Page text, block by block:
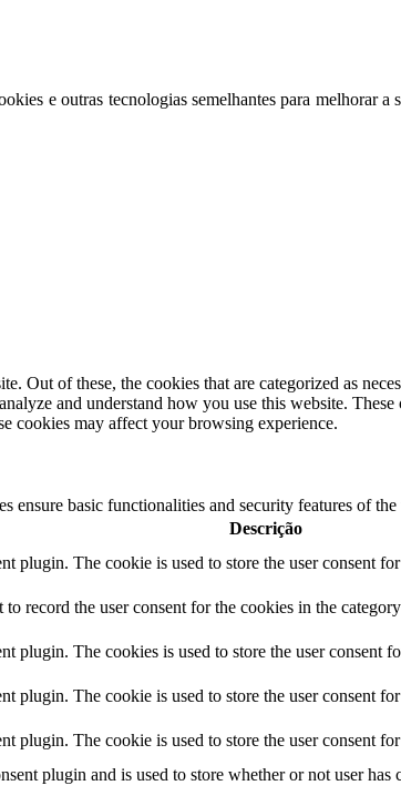
e outras tecnologias semelhantes para melhorar
of these, the cookies that are categorized as
and understand how you use this website.
cookies may affect your browsing experience.
ensure basic functionalities and security features of
Descrição
plugin. The cookie is used to store the user consent
record the user consent for the cookies in the
plugin. The cookies is used to store the user consent
plugin. The cookie is used to store the user consent
plugin. The cookie is used to store the user consent
plugin and is used to store whether or not user has